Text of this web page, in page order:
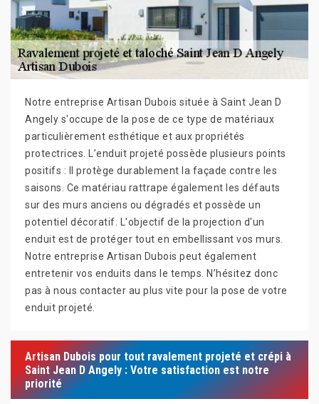
Notre entreprise Artisan Dubois située à Saint Jean D
Angely s'occupe de la pose de ce type de matériaux
particulièrement esthétique et aux propriétés
protectrices. L’enduit projeté possède plusieurs points
positifs : Il protège durablement la façade contre les
saisons. Ce matériau rattrape également les défauts
sur des murs anciens ou dégradés et possède un
potentiel décoratif. L'objectif de la projection d'un
enduit est de protéger tout en embellissant vos murs.
Notre entreprise Artisan Dubois peut également
entretenir vos enduits dans le temps. N’hésitez donc
pas à nous contacter au plus vite pour la pose de votre
enduit projeté.
Artisan Dubois pour tout ravalement projeté et crépi à
Saint Jean D Angely : Votre satisfaction est notre
priorité